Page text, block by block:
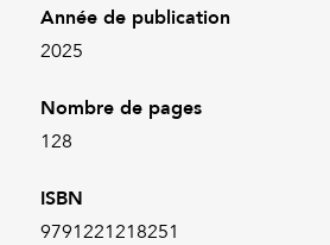
Année de publication
2025
Nombre de pages
128
ISBN
9791221218251